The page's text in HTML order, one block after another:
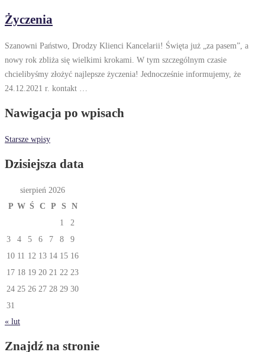
Życzenia
Szanowni Państwo, Drodzy Klienci Kancelarii! Święta już „za pasem”, a
nowy rok zbliża się wielkimi krokami. W tym szczególnym czasie
chcielibyśmy złożyć najlepsze życzenia! Jednocześnie informujemy, że
24.12.2021 r. kontakt …
Nawigacja po wpisach
Starsze wpisy
Dzisiejsza data
sierpień 2026
P W Ś C P S
N
1
2
3
4 5 6 7 8
9
10 11 12 13 14 15 16
17 18 19 20 21 22 23
24 25 26 27 28 29 30
31
« lut
Znajdź na stronie